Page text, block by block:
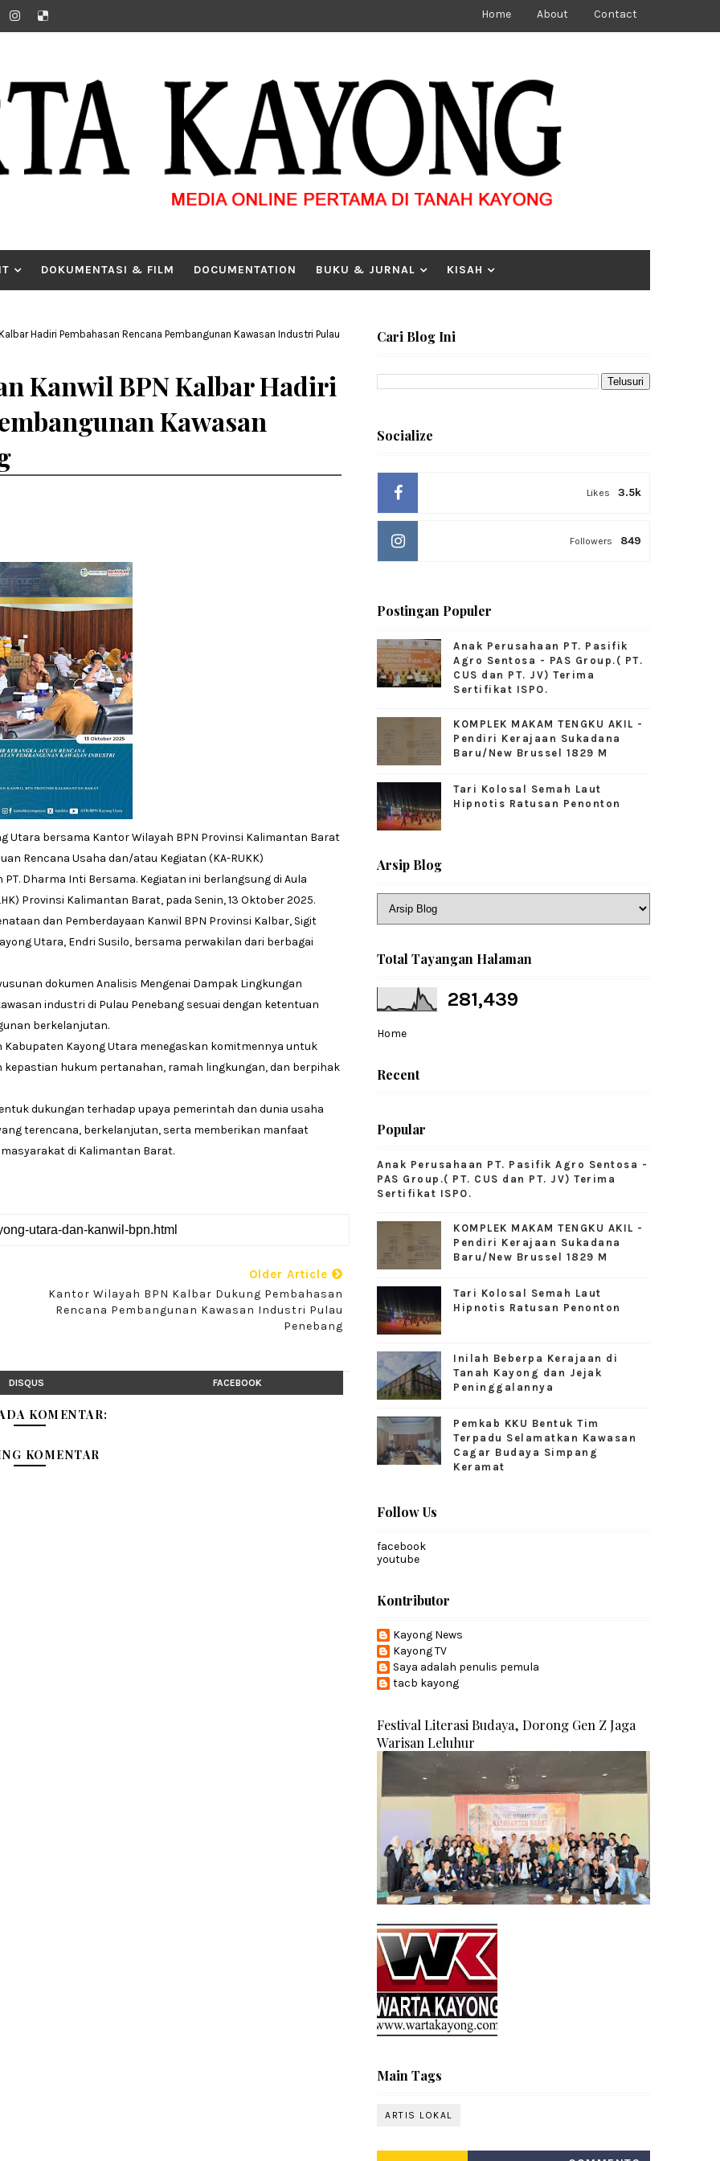
Home About Contact
DOKUMENTASI & FILM DOCUMENTATION BUKU & JURNAL KISAH
Hadiri Pembahasan Rencana Pembangunan Kawasan Industri Pulau
Kanwil BPN Kalbar Hadiri
Kawasan
Utara bersama Kantor Wilayah BPN Provinsi Kalimantan Barat
Rencana Usaha dan/atau Kegiatan (KA-RUKK)
Dharma Inti Bersama. Kegiatan ini berlangsung di Aula
Provinsi Kalimantan Barat, pada Senin, 13 Oktober 2025.
dan Pemberdayaan Kanwil BPN Provinsi Kalbar, Sigit
Utara, Endri Susilo, bersama perwakilan dari berbagai
dokumen Analisis Mengenai Dampak Lingkungan
industri di Pulau Penebang sesuai dengan ketentuan
berkelanjutan.
Kayong Utara menegaskan komitmennya untuk
hukum pertanahan, ramah lingkungan, dan berpihak
dukungan terhadap upaya pemerintah dan dunia usaha
terencana, berkelanjutan, serta memberikan manfaat
di Kalimantan Barat.
Older Article
Kantor Wilayah BPN Kalbar Dukung Pembahasan
Rencana Pembangunan Kawasan Industri Pulau
Penebang
DISQUS FACEBOOK
KOMENTAR:
KOMENTAR
Cari Blog Ini
Socialize
3.5k
Likes
849
Followers
Postingan Populer
Anak Perusahaan PT. Pasifik
Agro Sentosa - PAS Group.( PT.
CUS dan PT. JV) Terima
Sertifikat ISPO.
KOMPLEK MAKAM TENGKU AKIL -
Pendiri Kerajaan Sukadana
Baru/New Brussel 1829 M
Tari Kolosal Semah Laut
Hipnotis Ratusan Penonton
Arsip Blog
Total Tayangan Halaman
281,439
Home
Recent
Popular
Anak Perusahaan PT. Pasifik Agro Sentosa -
PAS Group.( PT. CUS dan PT. JV) Terima
Sertifikat ISPO.
KOMPLEK MAKAM TENGKU AKIL -
Pendiri Kerajaan Sukadana
Baru/New Brussel 1829 M
Tari Kolosal Semah Laut
Hipnotis Ratusan Penonton
Inilah Beberpa Kerajaan di
Tanah Kayong dan Jejak
Peninggalannya
Pemkab KKU Bentuk Tim
Terpadu Selamatkan Kawasan
Cagar Budaya Simpang
Keramat
Follow Us
facebook
youtube
Kontributor
Kayong News
Kayong TV
Saya adalah penulis pemula
tacb kayong
Festival Literasi Budaya, Dorong Gen Z Jaga
Warisan Leluhur
Main Tags
ARTIS LOKAL